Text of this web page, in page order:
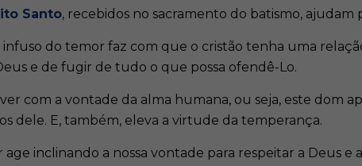
Santo, recebidos no sacramento do batismo, ajudam
infuso do temor faz com que o cristão tenha uma
e de fugir de tudo o que possa ofendê-Lo.
com a vontade da alma humana, ou seja, este dom
dele. E, também, eleva a virtude da temperança.
inclinando a nossa vontade para respeitar a Deus